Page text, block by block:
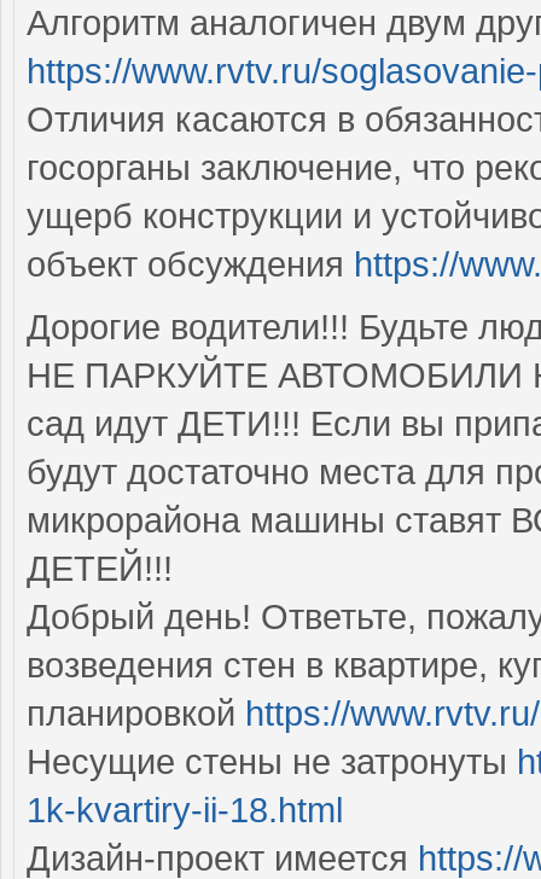
Алгоритм аналогичен двум
https://www.rvtv.ru/
Отличия касаются в
госорганы заключение, что
ущерб конструкции и
объект обсуждения https://
Дорогие водители!!! Будьте
НЕ ПАРКУЙТЕ АВТОМОБИЛИ
сад идут ДЕТИ!!! Если вы
будут достаточно места для
микрорайона машины ставят
ДЕТЕЙ!!!
Добрый день! Ответьте,
возведения стен в квартире,
планировкой https://
Несущие стены не затронуты
1k-kvartiry-ii-18.html
Дизайн-проект имеется https://